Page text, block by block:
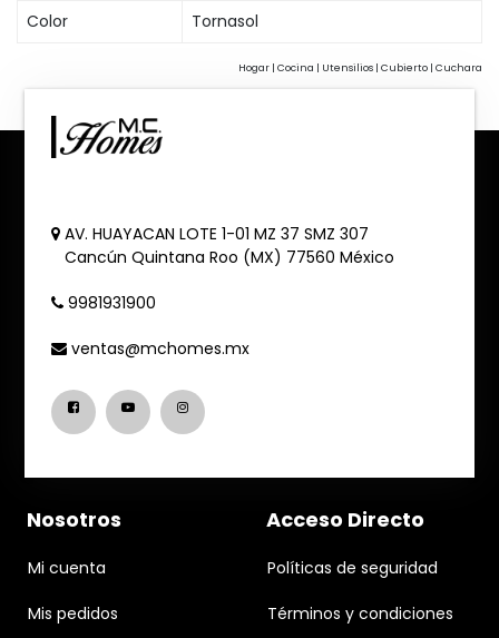
Color
Tornasol
Hogar | Cocina | Utensilios | Cubierto | Cuchara
AV. HUAYACAN LOTE 1-01 MZ 37 SMZ 307
Cancún Quintana Roo (MX) 77560 México
9981931900
ventas@mchomes.mx
Nosotros
Mi cuenta
Mis pedidos
Acceso Directo
Políticas de seguridad
Términos y condiciones